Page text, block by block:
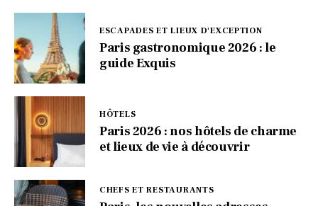
ESCAPADES ET LIEUX D'EXCEPTION
Paris gastronomique 2026 : le
guide Exquis
HÔTELS
Paris 2026 : nos hôtels de charme
et lieux de vie à découvrir
CHEFS ET RESTAURANTS